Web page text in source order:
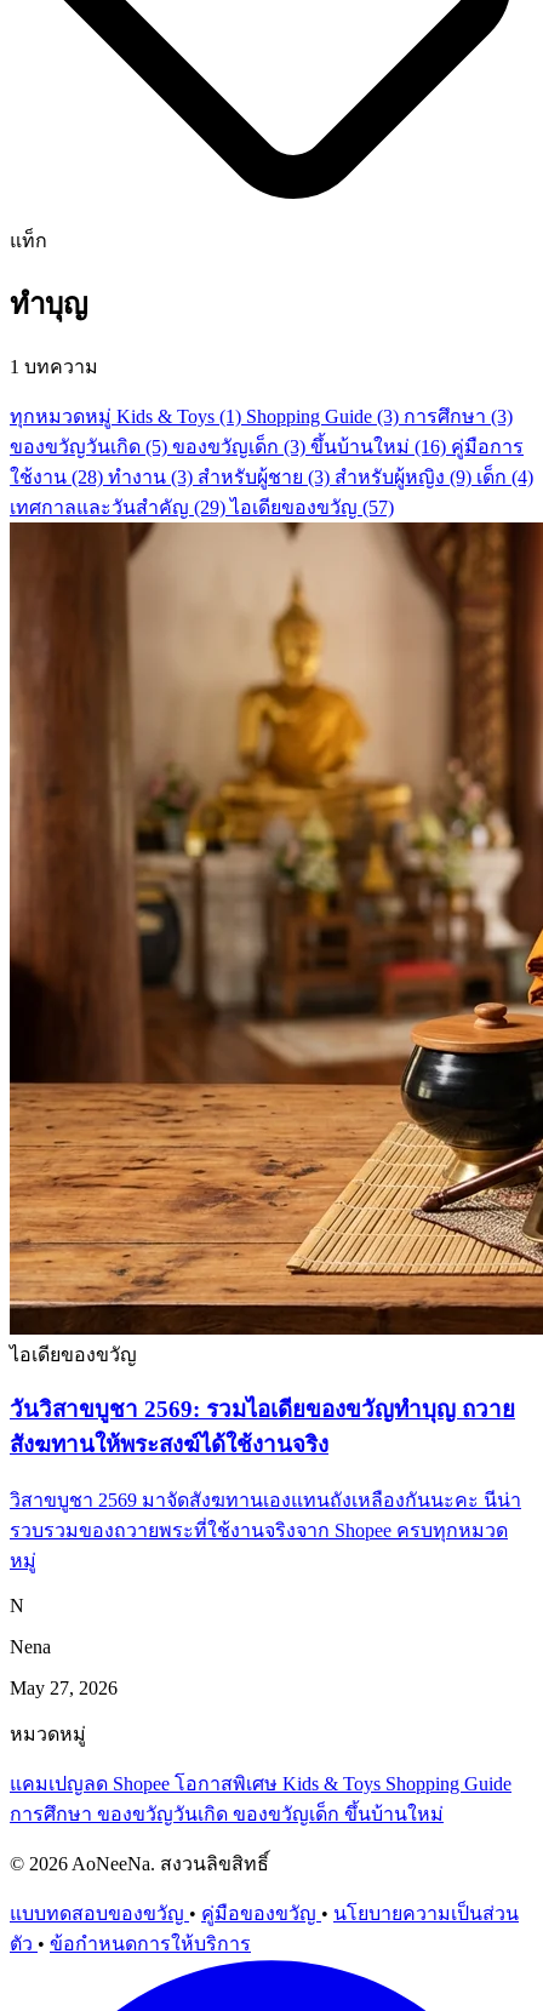
แท็ก
ทำบุญ
1 บทความ
ทุกหมวดหมู่ Kids & Toys (1) Shopping Guide (3) การศึกษา (3)
ของขวัญวันเกิด (5) ของขวัญเด็ก (3) ขึ้นบ้านใหม่ (16) คู่มือการ
ใช้งาน (28) ทำงาน (3) สำหรับผู้ชาย (3) สำหรับผู้หญิง (9) เด็ก (4)
เทศกาลและวันสำคัญ (29) ไอเดียของขวัญ (57)
ไอเดียของขวัญ
วันวิสาขบูชา 2569: รวมไอเดียของขวัญทำบุญ ถวาย
สังฆทานให้พระสงฆ์ได้ใช้งานจริง
วิสาขบูชา 2569 มาจัดสังฆทานเองแทนถังเหลืองกันนะคะ นีน่า
รวบรวมของถวายพระที่ใช้งานจริงจาก Shopee ครบทุกหมวด
หมู่
N
Nena
May 27, 2026
หมวดหมู่
แคมเปญลด Shopee โอกาสพิเศษ Kids & Toys Shopping Guide
การศึกษา ของขวัญวันเกิด ของขวัญเด็ก ขึ้นบ้านใหม่
© 2026 AoNeeNa. สงวนลิขสิทธิ์
แบบทดสอบของขวัญ • คู่มือของขวัญ • นโยบายความเป็นส่วน
ตัว • ข้อกำหนดการให้บริการ